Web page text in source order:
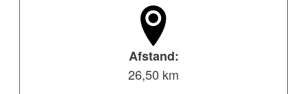
Afstand:
26,50 km